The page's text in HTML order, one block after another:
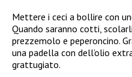
Mettere i ceci a bollire con
Quando saranno cotti,
prezzemolo e peperoncino.
una padella con dell’olio
grattugiato.